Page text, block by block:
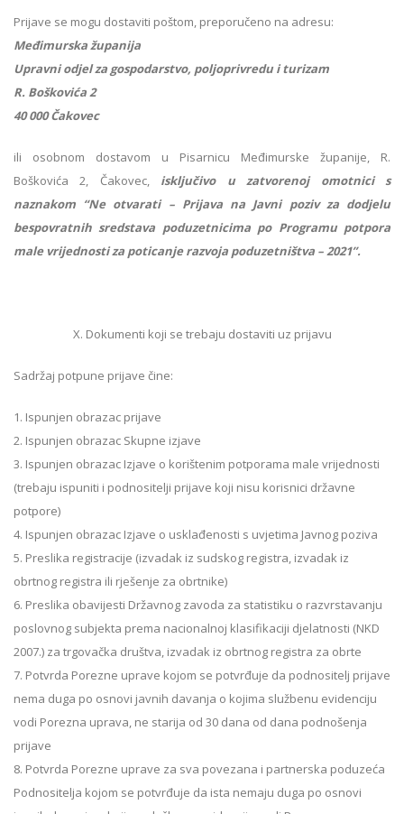
Prijave se mogu dostaviti poštom, preporučeno na adresu:
Međimurska županija
Upravni odjel za gospodarstvo, poljoprivredu i turizam
R. Boškovića 2
40 000 Čakovec
ili osobnom dostavom u Pisarnicu Međimurske županije, R.
Boškovića 2, Čakovec,isključivo u zatvorenoj omotnici s
naznakom “Ne otvarati – Prijava na Javni poziv za dodjelu
bespovratnih sredstava poduzetnicima po Programu potpora
male vrijednosti za poticanje razvoja poduzetništva – 2021”.
X. Dokumenti koji se trebaju dostaviti uz prijavu
Sadržaj potpune prijave čine:
1. Ispunjen obrazac prijave
2. Ispunjen obrazac Skupne izjave
3. Ispunjen obrazac Izjave o korištenim potporama male vrijednosti
(trebaju ispuniti i podnositelji prijave koji nisu korisnici državne
potpore)
4. Ispunjen obrazac Izjave o usklađenosti s uvjetima Javnog poziva
5. Preslika registracije (izvadak iz sudskog registra, izvadak iz
obrtnog registra ili rješenje za obrtnike)
6. Preslika obavijesti Državnog zavoda za statistiku o razvrstavanju
poslovnog subjekta prema nacionalnoj klasifikaciji djelatnosti (NKD
2007.) za trgovačka društva, izvadak iz obrtnog registra za obrte
7. Potvrda Porezne uprave kojom se potvrđuje da podnositelj prijave
nema duga po osnovi javnih davanja o kojima službenu evidenciju
vodi Porezna uprava, ne starija od 30 dana od dana podnošenja
prijave
8. Potvrda Porezne uprave za sva povezana i partnerska poduzeća
Podnositelja kojom se potvrđuje da ista nemaju duga po osnovi